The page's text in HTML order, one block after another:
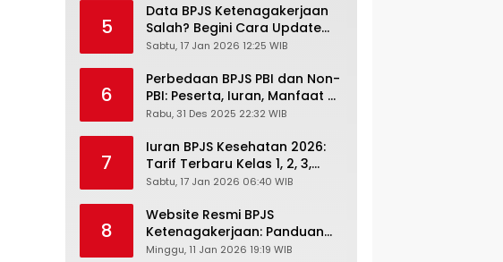
Cabang
5
Data BPJS Ketenagakerjaan
Salah? Begini Cara Update
Rekening, Alamat, HP di JMO
Sabtu, 17 Jan 2026 12:25 WIB
6
Perbedaan BPJS PBI dan Non-
PBI: Peserta, Iuran, Manfaat &
Masa Berlaku Terbaru 2026
Rabu, 31 Des 2025 22:32 WIB
7
Iuran BPJS Kesehatan 2026:
Tarif Terbaru Kelas 1, 2, 3,
Cara Bayar, Denda &
JKN-KIS
Sabtu, 17 Jan 2026 06:40 WIB
8
Website Resmi BPJS
Ketenagakerjaan: Panduan
Lengkap Akses dan Fitur
Minggu, 11 Jan 2026 19:19 WIB